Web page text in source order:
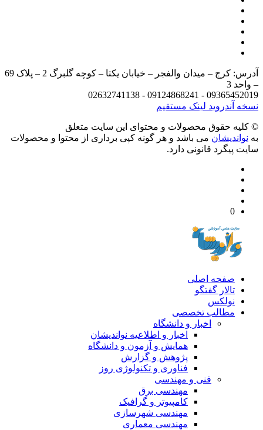
آدرس: کرج – میدان والفجر – خیابان یکتا – کوچه گلبرگ 2 – پلاک 69
3
09365452019 - 09124868241 -
آندرویدلینک مستقیم
حقوق محصولات و محتوای اين سایت متعلق
می باشد و هر گونه کپی برداری از محتوا و محصولات
پیگرد قانونی دارد.
صفحه اصلی
تالار گفتگو
نولکس
مطالب تخصصی
اخبار و دانشگاه
اخبار و اطلاعیه نواندیشان
همایش و آزمون و دانشگاه
پژوهش و گزارش
فناوری و تکنولوژی روز
فنی و مهندسی
مهندسی برق
کامپیوتر و گرافیک
مهندسی شهرسازی
مهندسی معماری